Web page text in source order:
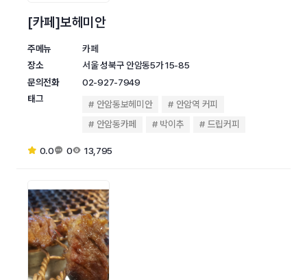
[카페]보헤미안
주메뉴
카페
장소
서울 성북구 안암동5가 15-85
문의전화
02-927-7949
태그
안암동보헤미안
안암역 커피
안암동카페
박이추 드립커피
0.0 0 13,795